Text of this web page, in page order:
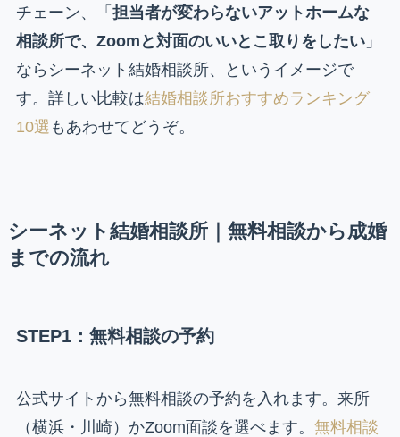
チェーン、「 担当者が変わらないアットホームな
相談所で、Zoomと対面のいいとこ取りをしたい」
ならシーネット結婚相談所、というイメージで
す。詳しい比較は結婚相談所おすすめランキング
10選 もあわせてどうぞ。
シーネット結婚相談所｜無料相談から成婚
までの流れ
STEP1：無料相談の予約
公式サイトから無料相談の予約を入れます。来所
（横浜・川崎）かZoom面談を選べます。 無料相談